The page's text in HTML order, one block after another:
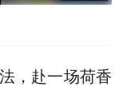
，赴一场荷香